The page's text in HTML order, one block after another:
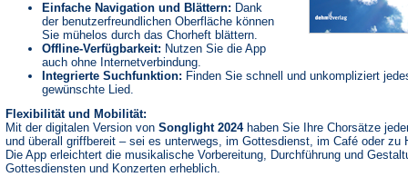
Einfache Navigation und Blättern: Dank
der benutzerfreundlichen Oberfläche können
Sie mühelos durch das Chorheft blättern.
Offline-Verfügbarkeit: Nutzen Sie die App
auch ohne Internetverbindung.
Integrierte Suchfunktion: Finden Sie schnell und unkompliziert
gewünschte Lied.
Flexibilität und Mobilität:
Mit der digitalen Version von Songlight 2024haben Sie Ihre Chorsätze
und überall griffbereit – sei es unterwegs, im Gottesdienst, im Café oder zu
Die App erleichtert die musikalische Vorbereitung, Durchführung und
Gottesdiensten und Konzerten erheblich.